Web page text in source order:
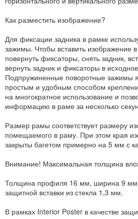
Как разместить изображение?
Для фиксации задника в рамке
зажимы. Чтобы вставить изображение
повернуть фиксаторы, снять задник,
вернуть задник и фиксаторы в
Подпружиненные поворотные зажимы
простым и удобным способом
на многократное использование и
информацию в раме за несколько
Размер рамы соответствует размеру
помещаемого в раму. При этом края
закрыты багетом примерно на 5 мм с
Внимание! Максимальная толщина
Толщина профиля 16 мм, ширина 9
защитной вставки из стекла 1,3 мм.
В рамках Interior Poster в качестве